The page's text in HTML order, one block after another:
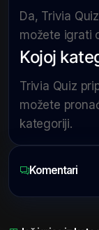
Da, Trivia
možete igrati
Kojoj
Trivia Quiz
možete
kategoriji.
Komentari